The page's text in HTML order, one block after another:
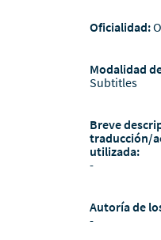
Oficialidad:
Modalidad
Subtitles
Breve
traducción/
utilizada:
-
Autoría de
-